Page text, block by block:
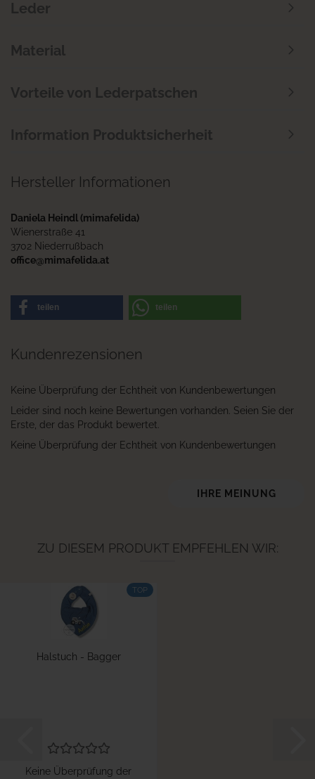
Leder
Material
Vorteile von Lederpatschen
Information Produktsicherheit
Hersteller Informationen
Daniela Heindl (mimafelida)
Wienerstraße 41
3702 Niederrußbach
office@mimafelida.at
teilen teilen
Kundenrezensionen
Keine Überprüfung der Echtheit von Kundenbewertungen
Leider sind noch keine Bewertungen vorhanden. Seien Sie der
Erste, der das Produkt bewertet.
Keine Überprüfung der Echtheit von Kundenbewertungen
IHRE MEINUNG
ZU DIESEM PRODUKT EMPFEHLEN WIR:
TOP
Halstuch - Bagger
Keine Überprüfung der